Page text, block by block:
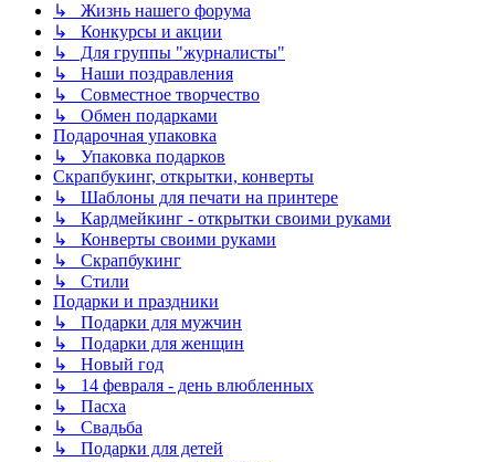
↳ Жизнь нашего форума
↳ Конкурсы и акции
↳ Для группы "журналисты"
↳ Наши поздравления
↳ Совместное творчество
↳ Обмен подарками
Подарочная упаковка
↳ Упаковка подарков
Скрапбукинг, открытки, конверты
↳ Шаблоны для печати на принтере
↳ Кардмейкинг - открытки своими руками
↳ Конверты своими руками
↳ Скрапбукинг
↳ Стили
Подарки и праздники
↳ Подарки для мужчин
↳ Подарки для женщин
↳ Новый год
↳ 14 февраля - день влюбленных
↳ Пасха
↳ Свадьба
↳ Подарки для детей